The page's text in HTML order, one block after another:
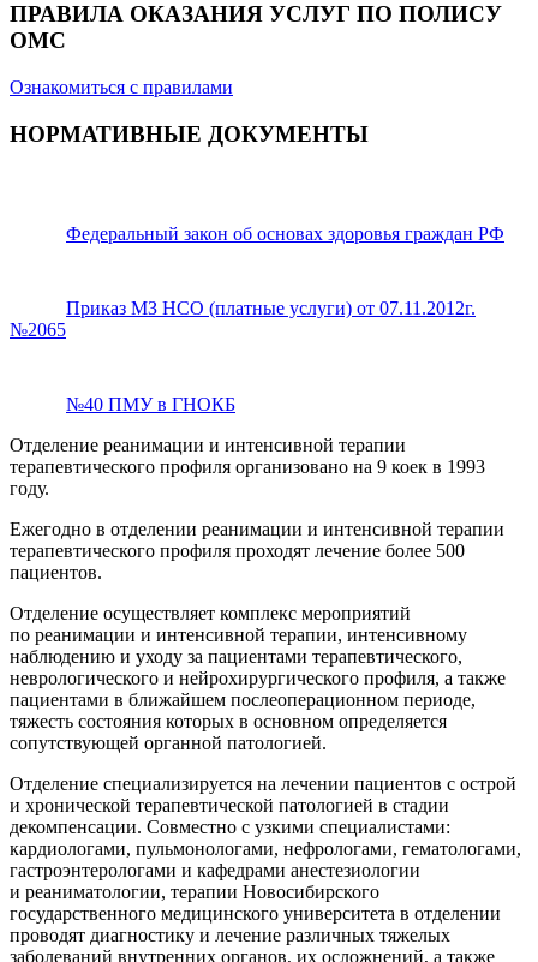
ПРАВИЛА ОКАЗАНИЯ УСЛУГ ПО ПОЛИСУ
ОМС
Ознакомиться с правилами
НОРМАТИВНЫЕ ДОКУМЕНТЫ
Федеральный закон об основах здоровья граждан РФ
Приказ МЗ НСО (платные услуги) от 07.11.2012г.
№2065
№40 ПМУ в ГНОКБ
Отделение реанимации и интенсивной терапии
терапевтического профиля организовано на 9 коек в 1993
году.
Ежегодно в отделении реанимации и интенсивной терапии
терапевтического профиля проходят лечение более 500
пациентов.
Отделение осуществляет комплекс мероприятий
по реанимации и интенсивной терапии, интенсивному
наблюдению и уходу за пациентами терапевтического,
неврологического и нейрохирургического профиля, а также
пациентами в ближайшем послеоперационном периоде,
тяжесть состояния которых в основном определяется
сопутствующей органной патологией.
Отделение специализируется на лечении пациентов с острой
и хронической терапевтической патологией в стадии
декомпенсации. Совместно с узкими специалистами:
кардиологами, пульмонологами, нефрологами, гематологами,
гастроэнтерологами и кафедрами анестезиологии
и реаниматологии, терапии Новосибирского
государственного медицинского университета в отделении
проводят диагностику и лечение различных тяжелых
заболеваний внутренних органов, их осложнений, а также